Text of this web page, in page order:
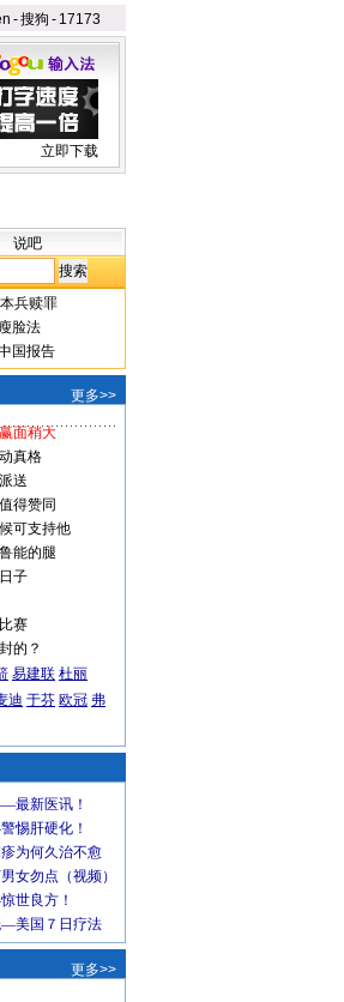
-搜狗 - 17173
立即下载
说吧
兵赎罪
脸法
国报告
更多>>
面稍大
真格
送
得赞同
可支持他
能的腿
子
赛
的？
易建联 杜丽
迪 于芬 欧冠 弗
更多>>